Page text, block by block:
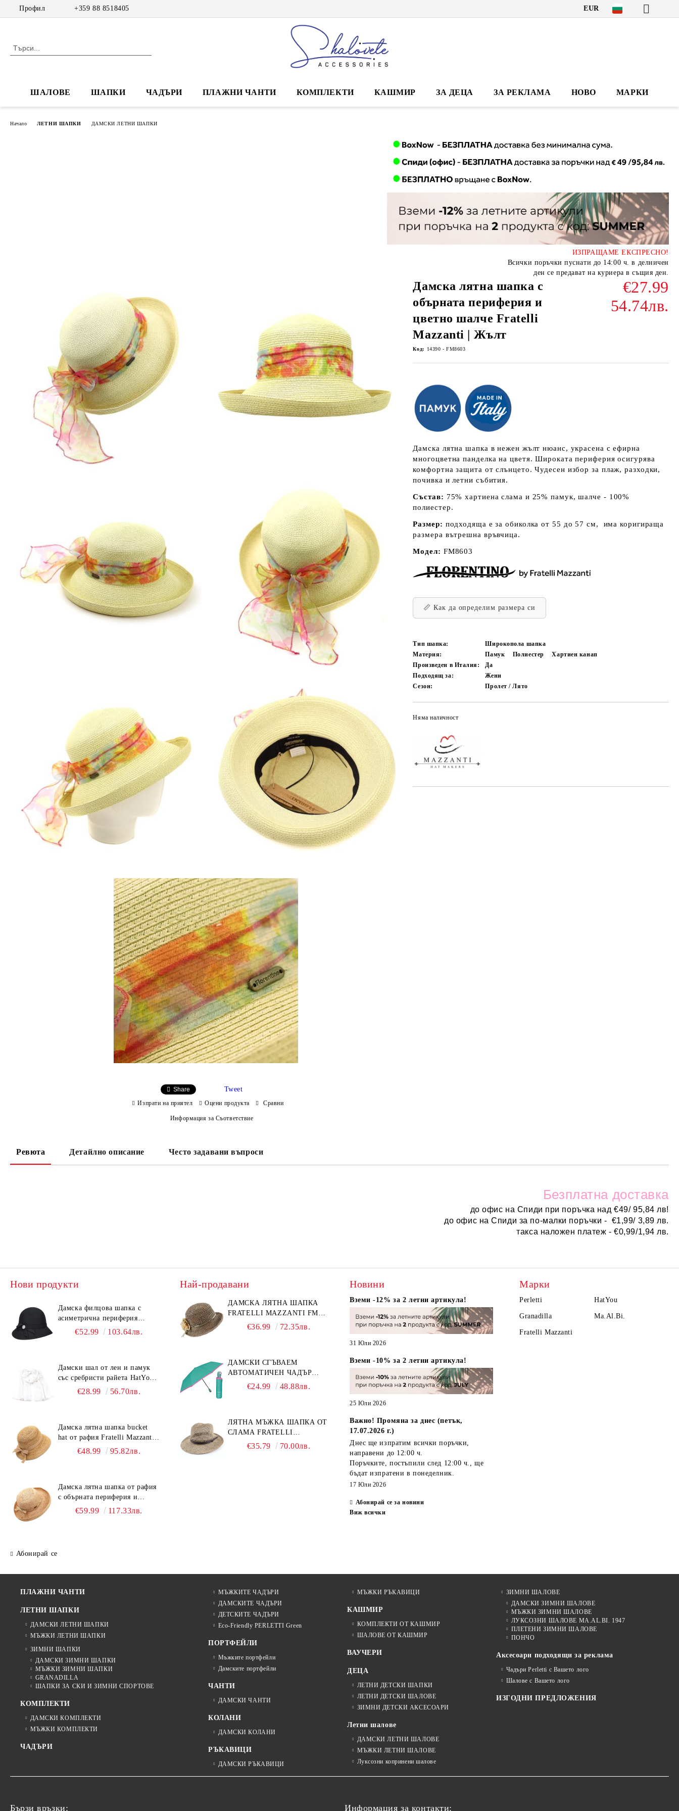
Профил +359 88 8518405 EUR
ШАЛОВЕ ШАПКИ ЧАДЪРИ ПЛАЖНИ ЧАНТИ КОМПЛЕКТИ КАШМИР ЗА ДЕЦА ЗА РЕКЛАМА НОВО МАРКИ
Начало ЛЕТНИ ШАПКИ ДАМСКИ ЛЕТНИ ШАПКИ
ИЗПРАЩАМЕ ЕКСПРЕСНО!
Всички поръчки пуснати до 14:00 ч. в делничен
ден се предават на куриера в същия ден.
Дамска лятна шапка с
обърната периферия и
цветно шалче Fratelli
Mazzanti | Жълт
€27.99
54.74лв.
Код: 14390 - FM8603
Дамска лятна шапка в нежен жълт нюанс, украсена с ефирна
многоцветна панделка на цветя. Широката периферия осигурява
комфортна защита от слънцето. Чудесен избор за плаж, разходки,
почивка и летни събития.
Състав: 75% хартиена слама и 25% памук, шалче - 100%
полиестер.
Размер: подходяща е за обиколка от 55 до 57 см,
има коригираща
размера вътрешна връвчица.
Модел: FM8603
📏 Как да определим размера си
Тип шапка:
Широкопола шапка
Материя:
Памук Полиестер
Хартиен канап
Произведен в Италия:
Да
Подходящ за:
Жени
Сезон:
Пролет / Лято
Няма наличност
Share Tweet
Изпрати на приятел Оцени продукта Сравни
Информация за Съответствие
Ревюта Детайлно описание Често задавани въпроси
Безплатна доставка
до офис на Спиди при поръчка над€49/ 95,84 лв!
до офис на Спиди за по-малки поръчки - €1,99/ 3,89 лв.
такса наложен платеж -€0,99/1,94 лв.
Нови продукти
Дамска филцова шапка с
асиметрична периферия
HatYou CF0376 | Черен
€52.99 103.64лв.
Дамски шал от лен и памук
със сребристи райета HatYou |
90x180 см | Бял
€28.99 56.70лв.
Дамска лятна шапка bucket
hat от рафия Fratelli Mazzanti |
Светлокафяв
€48.99 95.82лв.
Дамска лятна шапка от рафия
с обърната периферия и
бежова лента Fratelli Mazzanti
€59.99 117.33лв.
Абонирай се
Най-продавани
ДАМСКА ЛЯТНА ШАПКА
FRATELLI MAZZANTI FM
6774, НАТУРАЛЕН/ЖЪЛТО
€36.99 72.35лв.
ДАМСКИ СГЪВАЕМ
АВТОМАТИЧЕН ЧАДЪР
OPEN-CLOSE | PERLETTI
€24.99 48.88лв.
ЛЯТНА МЪЖКА ШАПКА ОТ
СЛАМА FRATELLI
MAZZANTI FM 7936,
€35.79 70.00лв.
Новини
Вземи -12% за 2 летни артикула!
31 Юли 2026
Вземи -10% за 2 летни артикула!
25 Юли 2026
Важно! Промяна за днес (петък,
17.07.2026 г.)
Днес ще изпратим всички поръчки,
направени до 12:00 ч.
Поръчките, постъпили след 12:00 ч. , ще
бъдат изпратени в понеделник.
17 Юли 2026
Абонирай се за новини
Виж всички
Марки
Perletti HatYou
Granadilla Ma.Al.Bi.
Fratelli Mazzanti
ПЛАЖНИ ЧАНТИ
ЛЕТНИ ШАПКИ
ДАМСКИ ЛЕТНИ ШАПКИ
МЪЖКИ ЛЕТНИ ШАПКИ
ЗИМНИ ШАПКИ
ДАМСКИ ЗИМНИ ШАПКИ
МЪЖКИ ЗИМНИ ШАПКИ
GRANADILLA
ШАПКИ ЗА СКИ И ЗИМНИ СПОРТОВЕ
КОМПЛЕКТИ
ДАМСКИ КОМПЛЕКТИ
МЪЖКИ КОМПЛЕКТИ
ЧАДЪРИ
МЪЖКИТЕ ЧАДЪРИ
ДАМСКИТЕ ЧАДЪРИ
ДЕТСКИТЕ ЧАДЪРИ
Eco-Friendly PERLETTI Green
ПОРТФЕЙЛИ
Мъжките портфейли
Дамските портфейли
ЧАНТИ
ДАМСКИ ЧАНТИ
КОЛАНИ
ДАМСКИ КОЛАНИ
РЪКАВИЦИ
ДАМСКИ РЪКАВИЦИ
МЪЖКИ РЪКАВИЦИ
КАШМИР
КОМПЛЕКТИ ОТ КАШМИР
ШАЛОВЕ ОТ КАШМИР
ВАУЧЕРИ
ДЕЦА
ЛЕТНИ ДЕТСКИ ШАПКИ
ЛЕТНИ ДЕТСКИ ШАЛОВЕ
ЗИМНИ ДЕТСКИ АКСЕСОАРИ
Летни шалове
ДАМСКИ ЛЕТНИ ШАЛОВЕ
МЪЖКИ ЛЕТНИ ШАЛОВЕ
Луксозни копринени шалове
ЗИМНИ ШАЛОВЕ
ДАМСКИ ЗИМНИ ШАЛОВЕ
МЪЖКИ ЗИМНИ ШАЛОВЕ
ЛУКСОЗНИ ШАЛОВЕ MA.AL.BI. 1947
ПЛЕТЕНИ ЗИМНИ ШАЛОВЕ
ПОНЧО
Аксесоари подходящи за реклама
Чадъри Perletti с Вашето лого
Шалове с Вашето лого
ИЗГОДНИ ПРЕДЛОЖЕНИЯ
Бързи връзки: Информация за контакти: